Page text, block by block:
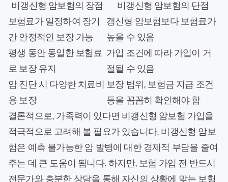
비갱신형 암보험의 장점
비갱신형 암보험의 단점
보험료가 일정하여 장기
간 안정적인 보장 가능
갱신형 암보험보다 보험료가
높을 수 있음
평생 동안 동일한 보험료
로 보장 유지
가입 조건에 따라 가입이 거
절될 수 있음
암 진단 시 다양한 치료비
용 보장
보장 범위, 보험금 지급 조건
등을 꼼꼼히 확인해야 함
결론적으로, 가족력이 있다면 비갱신형 암보험 가입을
적극적으로 고려해 볼 필요가 있습니다. 비갱신형 암보
험은 예측 불가능한 암 발병에 대한 경제적 부담을 줄여
주는 데 큰 도움이 됩니다. 하지만, 보험 가입 전 반드시
전문가와 충분한 상담을 통해 자신의 상황에 맞는 보험